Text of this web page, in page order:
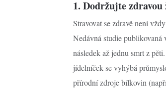
1. Dodržujte
Stravovat se zdravě není
Nedávná studie publikovaná
následek až jednu smrt z
jídelníček se vyhýbá
přírodní zdroje bílkovin